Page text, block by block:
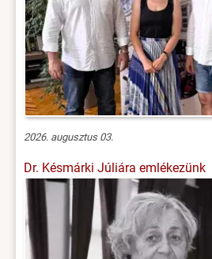
2026. augusztus 03.
Dr. Késmárki Júliára emlékezünk